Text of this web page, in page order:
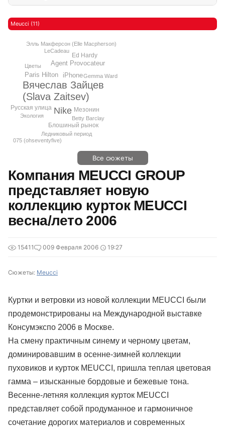
Meucci (11)
Вячеслав Зайцев
(Slava Zaitsev)
Nike
iPhone
Paris Hilton
Agent Provocateur
Русская улица
Блошиный рынок
Ed Hardy
Мезонин
LeCadeau
Элль Макферсон (Elle Macpherson)
Экология Betty Barclay
Gemma Ward
075 (ohseventyfive)
Ледниковый период
Цветы
Все сюжеты
Компания MEUCCI GROUP
представляет новую
коллекцию курток MEUCCI
весна/лето 2006
15411 009 Февраля 2006 19:27
Сюжеты: Meucci
Куртки и ветровки из новой коллекции MEUCCI были
продемонстрированы на Международной выставке
Консумэкспо 2006 в Москве.
На смену практичным синему и черному цветам,
доминировавшим в осенне-зимней коллекции
пуховиков и курток MEUCCI, пришла теплая цветовая
гамма – изысканные бордовые и бежевые тона.
Весенне-летняя коллекция курток MEUCCI
представляет собой продуманное и гармоничное
сочетание дорогих материалов и современных